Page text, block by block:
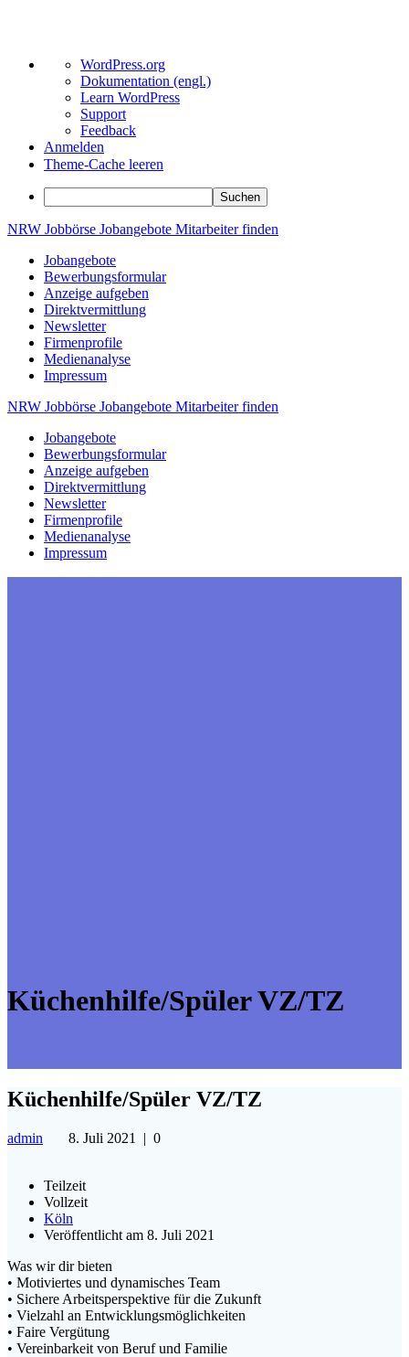
Über
WordPress
WordPress.org
Dokumentation (engl.)
Learn WordPress
Support
Feedback
Anmelden
Theme-Cache leeren
Suchen
Zum
springen
NRW Jobbörse Jobangebote Mitarbeiterfinden
Jobangebote
Bewerbungsformular
Anzeige aufgeben
Direktvermittlung
Newsletter
Firmenprofile
Medienanalyse
Impressum
NRW Jobbörse Jobangebote Mitarbeiterfinden
Jobangebote
Bewerbungsformular
Anzeige aufgeben
Direktvermittlung
Newsletter
Firmenprofile
Medienanalyse
Impressum
Küchenhilfe/Spüler VZ/TZ
Küchenhilfe/Spüler VZ/TZ
admin 8. Juli 2021 | 0
Teilzeit
Vollzeit
Köln
Veröffentlicht am 8. Juli 2021
Was wir dir bieten
• Motiviertes und dynamisches Team
• Sichere Arbeitsperspektive für die Zukunft
• Vielzahl an Entwicklungsmöglichkeiten
• Faire Vergütung
• Vereinbarkeit von Beruf und Familie